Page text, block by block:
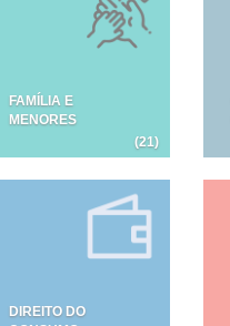
FAMÍLIA E
MENORES
(21)
DIREITO DO